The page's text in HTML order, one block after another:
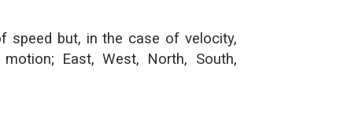
speed but, in the case of velocity,
East, West, North, South,